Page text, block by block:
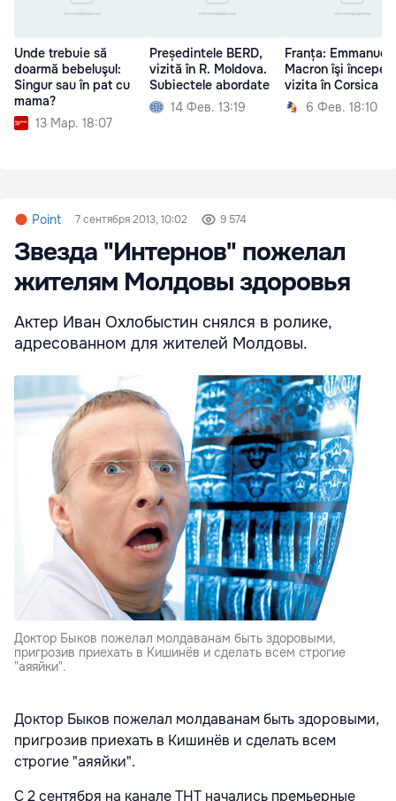
Unde trebuie să
doarmă bebeluşul:
Singur sau în pat cu
mama?
13 Мар. 18:07
Președintele BERD,
vizită în R. Moldova.
Subiectele abordate
14 Фев. 13:19
Franța: Emmanuel
Macron îşi începe
vizita în Corsica
6 Фев. 18:10
Point 7 сентября 2013, 10:02 9 574
Звезда "Интернов" пожелал
жителям Молдовы здоровья
Актер Иван Охлобыстин снялся в ролике,
адресованном для жителей Молдовы.
Доктор Быков пожелал молдаванам быть здоровыми,
пригрозив приехать в Кишинёв и сделать всем строгие
"аяяйки".
Доктор Быков пожелал молдаванам быть здоровыми,
пригрозив приехать в Кишинёв и сделать всем
строгие "аяяйки".
С 2 сентября на канале ТНТ начались премьерные